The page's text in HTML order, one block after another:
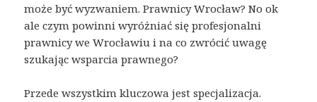
może być wyzwaniem. Prawnicy Wrocław? No ok
ale czym powinni wyróżniać się profesjonalni
prawnicy we Wrocławiu i na co zwrócić uwagę
szukając wsparcia prawnego?
Przede wszystkim kluczowa jest specjalizacja.